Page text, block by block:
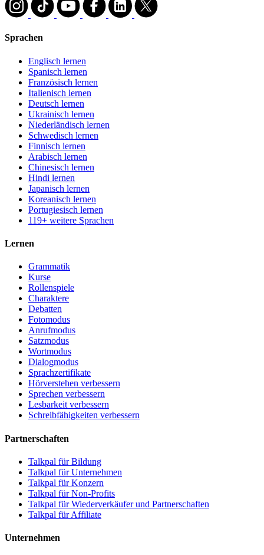
Sprachen
Englisch lernen
Spanisch lernen
Französisch lernen
Italienisch lernen
Deutsch lernen
Ukrainisch lernen
Niederländisch lernen
Schwedisch lernen
Finnisch lernen
Arabisch lernen
Chinesisch lernen
Hindi lernen
Japanisch lernen
Koreanisch lernen
Portugiesisch lernen
119+ weitere Sprachen
Lernen
Grammatik
Kurse
Rollenspiele
Charaktere
Debatten
Fotomodus
Anrufmodus
Satzmodus
Wortmodus
Dialogmodus
Sprachzertifikate
Hörverstehen verbessern
Sprechen verbessern
Lesbarkeit verbessern
Schreibfähigkeiten verbessern
Partnerschaften
Talkpal für Bildung
Talkpal für Unternehmen
Talkpal für Konzern
Talkpal für Non-Profits
Talkpal für Wiederverkäufer und Partnerschaften
Talkpal für Affiliate
Unternehmen